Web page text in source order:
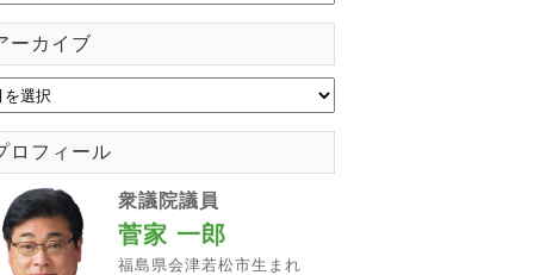
ーカイブ
ロフィール
衆議院議員
菅家 一郎
福島県会津若松市生まれ